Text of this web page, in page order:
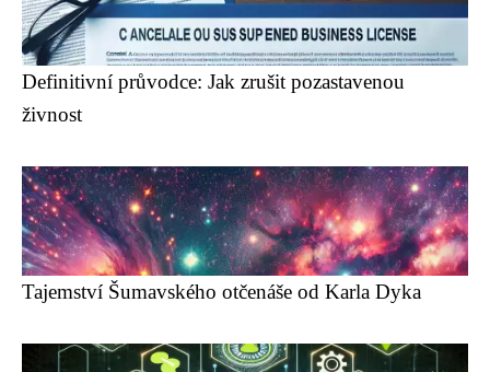
Definitivní průvodce: Jak zrušit pozastavenou
živnost
Tajemství Šumavského otčenáše od Karla Dyka